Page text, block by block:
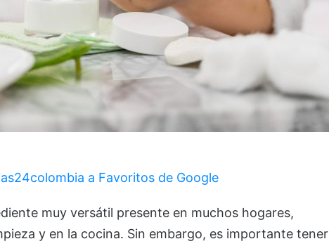
a Favoritos de Google
muy versátil presente en muchos hogares,
y en la cocina. Sin embargo, es importante tener